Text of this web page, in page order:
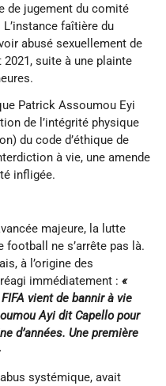
de jugement du comité
L’instance faîtière du
abusé sexuellement de
suite à une plainte
Patrick Assoumou Eyi
de l’intégrité physique
du code d’éthique de
à vie, une amende
infligée.
majeure, la lutte
ne s’arrête pas là.
à l’origine des
immédiatement : «
vient de bannir à vie
Ayi dit Capello pour
d’années. Une première
systémique, avait